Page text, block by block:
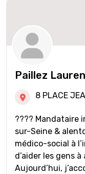
Paillez
8 PLACE
???? Mandataire
sur-Seine & alentours ???? De
médico-social à
d’aider les gens
Aujourd’hui,